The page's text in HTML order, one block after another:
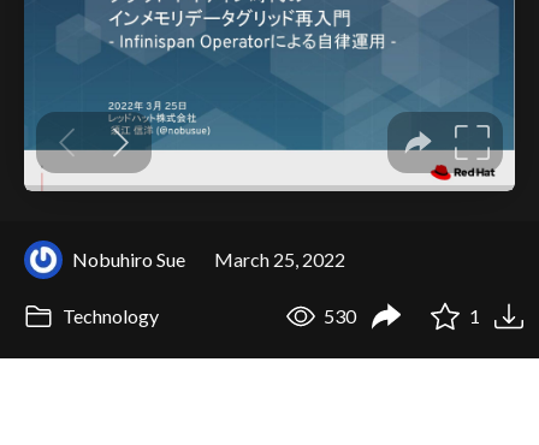
Nobuhiro Sue March 25, 2022
Technology 530 1